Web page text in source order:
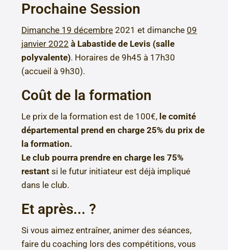
Prochaine Session
Dimanche 19 décembre 2021 et dimanche 09
janvier 2022 à Labastide de Levis (salle
polyvalente). Horaires de 9h45 à 17h30
(accueil à 9h30).
Coût de la formation
Le prix de la formation est de 100€, le comité
départemental prend en charge 25% du prix de
la formation.
Le club pourra prendre en charge les 75%
restant si le futur initiateur est déjà impliqué
dans le club.
Et après... ?
Si vous aimez entraîner, animer des séances,
faire du coaching lors des compétitions, vous